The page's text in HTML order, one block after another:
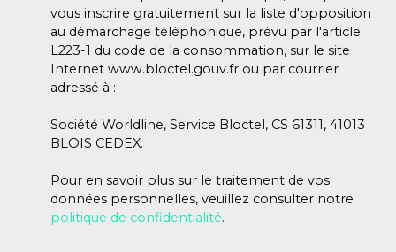
vous inscrire gratuitement sur la liste d'opposition
au démarchage téléphonique, prévu par l'article
L223-1 du code de la consommation, sur le site
Internet www.bloctel.gouv.fr ou par courrier
adressé à :
Société Worldline, Service Bloctel, CS 61311, 41013
BLOIS CEDEX.
Pour en savoir plus sur le traitement de vos
données personnelles, veuillez consulter notre
politique de confidentialité.